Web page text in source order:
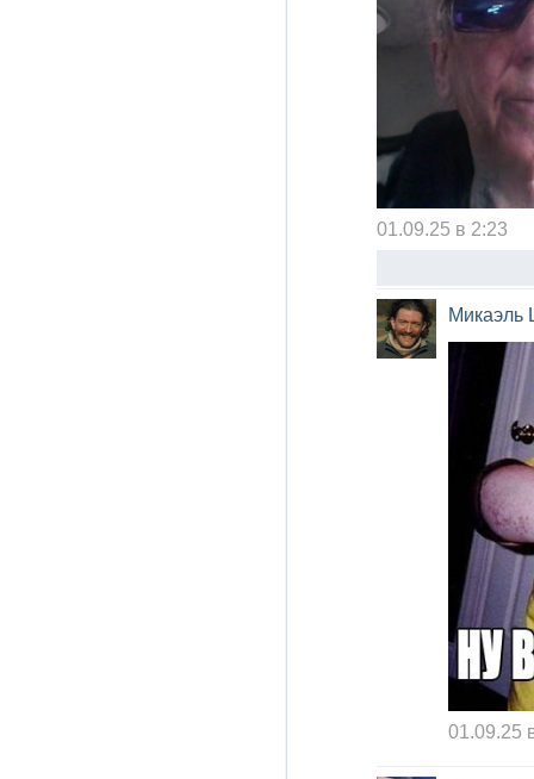
01.09.25 в 2:23
Микаэль
01.09.25